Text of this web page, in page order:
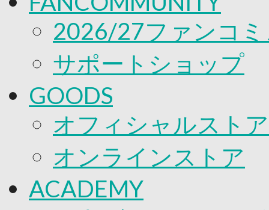
2026/27ファンコ
サポートショップ
GOODS
オフィシャルスト
オンラインストア
ACADEMY